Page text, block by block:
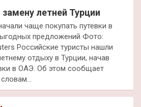
летней Турции
чаще покупать путевки в
предложений Фото:
Российские туристы нашли
отдыху в Турции, начав
в ОАЭ. Об этом сообщает